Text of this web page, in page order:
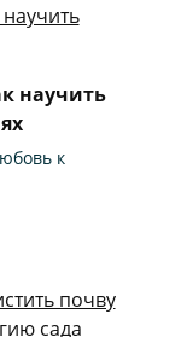
научить
к